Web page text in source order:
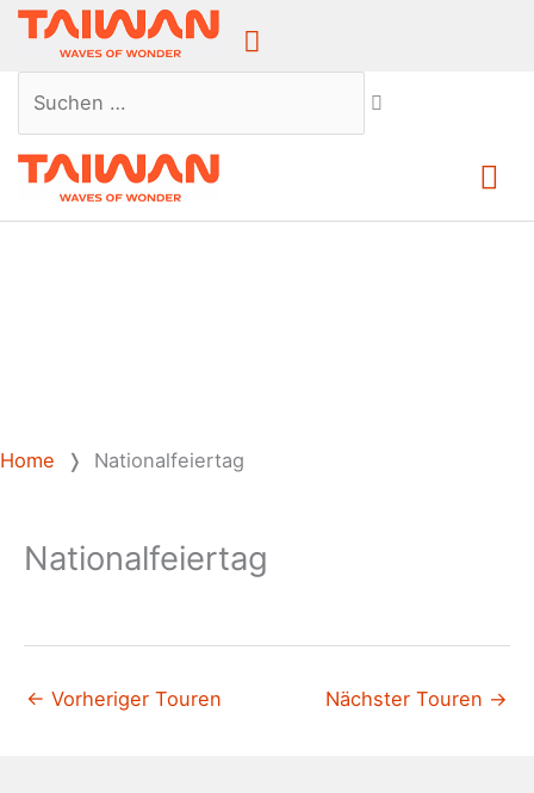
Above
Suchen …
Home ❭ Nationalfeiertag
Nationalfeiertag
← Vorheriger Touren Nächster Touren →